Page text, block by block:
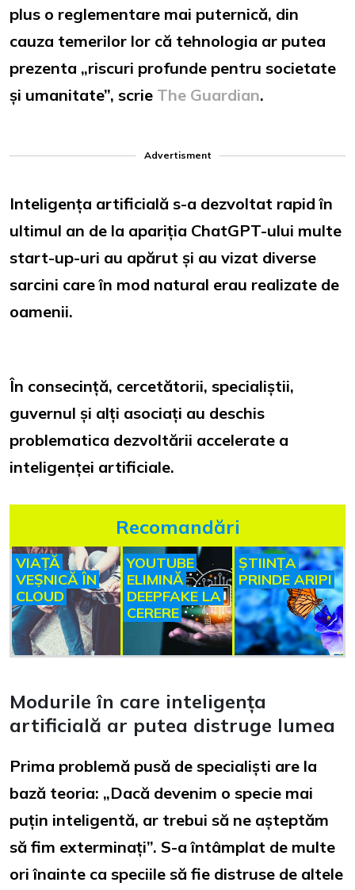
plus o reglementare mai puternică, din
cauza temerilor lor că tehnologia ar putea
prezenta „riscuri profunde pentru societate
și umanitate”, scrie The Guardian.
Advertisment
Inteligența artificială s-a dezvoltat rapid în
ultimul an de la apariția ChatGPT-ului multe
start-up-uri au apărut și au vizat diverse
sarcini care în mod natural erau realizate de
oamenii.
În consecință, cercetătorii, specialiștii,
guvernul și alți asociați au deschis
problematica dezvoltării accelerate a
inteligenței artificiale.
Recomandări
VIAȚĂ
VEȘNICĂ ÎN
CLOUD
YOUTUBE
ELIMINĂ
DEEPFAKE LA
CERERE
ȘTIINȚA
PRINDE ARIPI
Modurile în care inteligența
artificială ar putea distruge lumea
Prima problemă pusă de specialiști are la
bază teoria: „Dacă devenim o specie mai
puțin inteligentă, ar trebui să ne așteptăm
să fim exterminați”. S-a întâmplat de multe
ori înainte ca speciile să fie distruse de altele